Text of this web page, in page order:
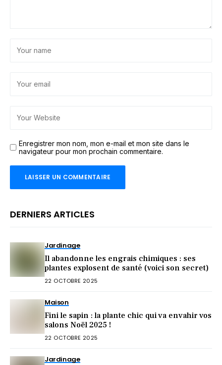
Enregistrer mon nom, mon e-mail et mon site dans le
navigateur pour mon prochain commentaire.
DERNIERS ARTICLES
Jardinage
Il abandonne les engrais chimiques : ses
plantes explosent de santé (voici son secret)
22 OCTOBRE 2025
Maison
Fini le sapin : la plante chic qui va envahir vos
salons Noël 2025 !
22 OCTOBRE 2025
Jardinage